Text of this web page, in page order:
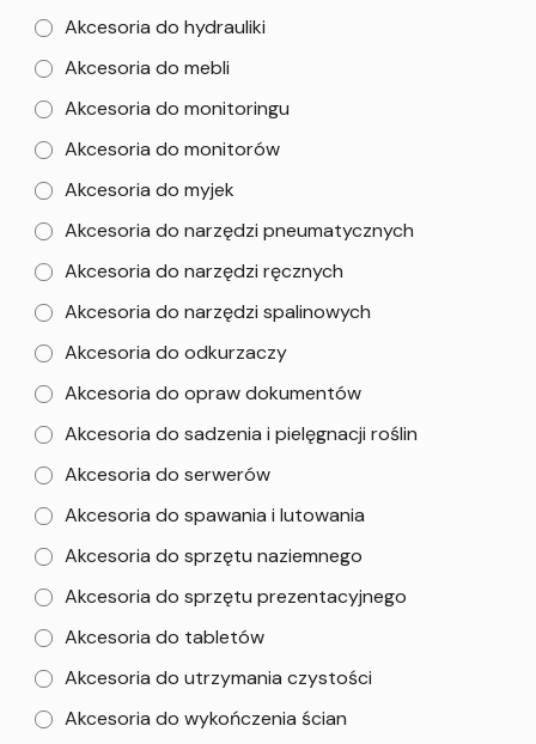
Akcesoria do hydrauliki
Akcesoria do mebli
Akcesoria do monitoringu
Akcesoria do monitorów
Akcesoria do myjek
Akcesoria do narzędzi pneumatycznych
Akcesoria do narzędzi ręcznych
Akcesoria do narzędzi spalinowych
Akcesoria do odkurzaczy
Akcesoria do opraw dokumentów
Akcesoria do sadzenia i pielęgnacji roślin
Akcesoria do serwerów
Akcesoria do spawania i lutowania
Akcesoria do sprzętu naziemnego
Akcesoria do sprzętu prezentacyjnego
Akcesoria do tabletów
Akcesoria do utrzymania czystości
Akcesoria do wykończenia ścian